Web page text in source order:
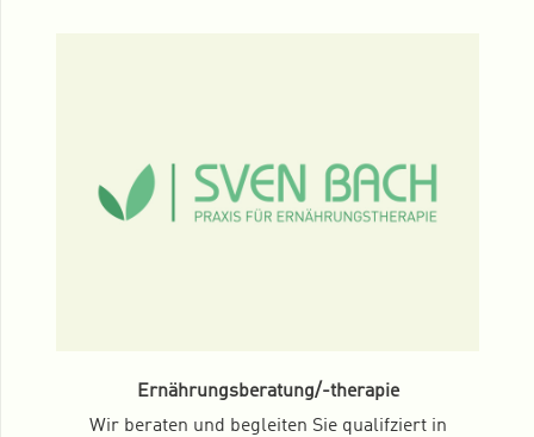
Ernährungsberatung/-therapie
Wir beraten und begleiten Sie qualifziert in